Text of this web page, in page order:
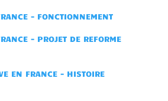
- FONCTIONNEMENT
- PROJET DE REFORME
EN FRANCE - HISTOIRE